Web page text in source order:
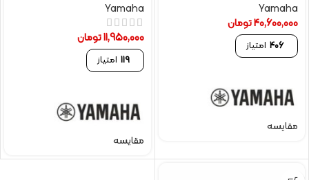
Yamaha
40,600,000تومان
406 امتیاز
مقایسه
Yamaha
11,950,000تومان
119 امتیاز
مقایسه